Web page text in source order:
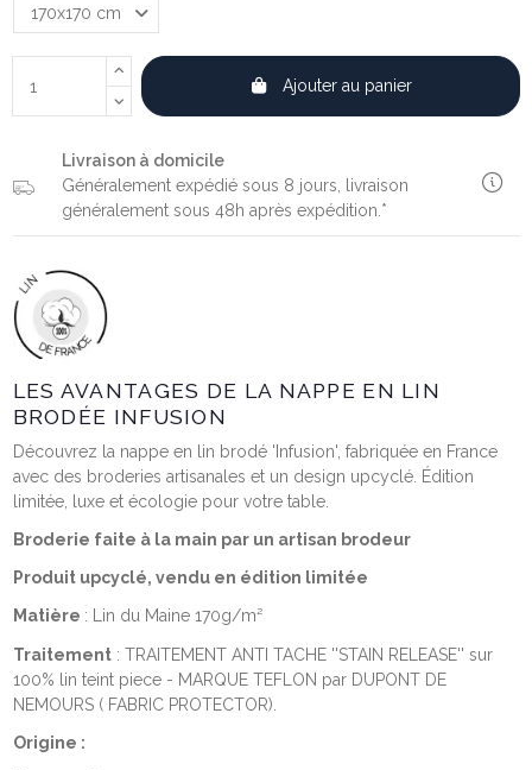
Ajouter au panier
Livraison à domicile
Généralement expédié sous 8 jours, livraison
généralement sous 48h après expédition.*
LES AVANTAGES DE LA NAPPE EN LIN
BRODÉE INFUSION
Découvrez la nappe en lin brodé 'Infusion', fabriquée en France
avec des broderies artisanales et un design upcyclé. Édition
limitée, luxe et écologie pour votre table.
Broderie faite à la main par un artisan brodeur
Produit upcyclé, vendu en édition limitée
Matière : Lin du Maine 170g/m²
Traitement: TRAITEMENT ANTI TACHE ''STAIN RELEASE'' sur
100% lin teint piece - MARQUE TEFLON par DUPONT DE
NEMOURS ( FABRIC PROTECTOR).
Origine :